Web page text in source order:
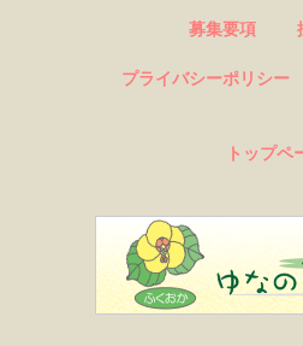
募集要項
プライバシーポリシー
トップペ